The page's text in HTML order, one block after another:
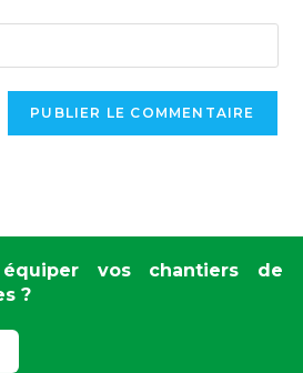
vos chantiers de
?